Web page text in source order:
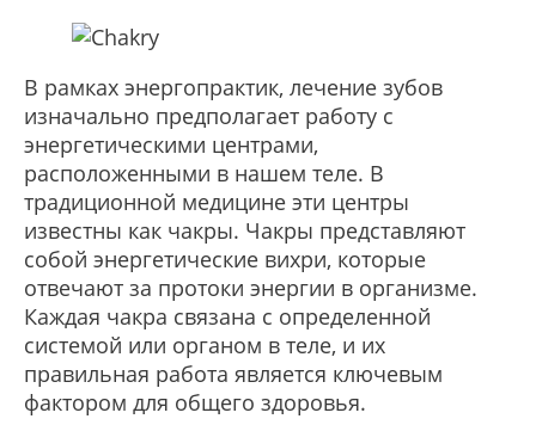
В рамках энергопрактик, лечение зубов
изначально предполагает работу с
энергетическими центрами,
расположенными в нашем теле. В
традиционной медицине эти центры
известны как чакры. Чакры представляют
собой энергетические вихри, которые
отвечают за протоки энергии в организме.
Каждая чакра связана с определенной
системой или органом в теле, и их
правильная работа является ключевым
фактором для общего здоровья.